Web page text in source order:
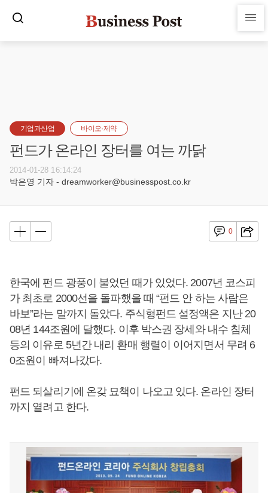
기업과산업 바이오·제약
펀드가 온라인 장터를 여는 까닭
2014-01-28 16:14:24
박은영 기자 - dreamworker@businesspost.co.kr
0
한국에 펀드 광풍이 불었던 때가 있었다. 2007년 코스피
가 최초로 2000선을 돌파했을 때 “펀드 안 하는 사람은
바보”라는 말까지 돌았다. 주식형펀드 설정액은 지난 20
08년 144조원에 달했다. 이후 박스권 장세와 내수 침체
등의 이유로 5년간 내리 환매 행렬이 이어지면서 무려 6
0조원이 빠져나갔다.
펀드 되살리기에 온갖 묘책이 나오고 있다. 온라인 장터
까지 열려고 한다.